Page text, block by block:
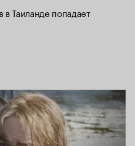
Таиланде попадает